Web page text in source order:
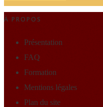
À PROPOS
Présentation
FAQ
Formation
Mentions légales
Plan du site